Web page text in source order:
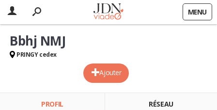
MENU
Ajouter
Bbhj NMJ
PRINGY cedex
PROFIL RÉSEAU